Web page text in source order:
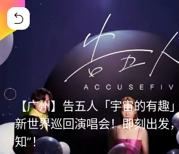
【广州】告五人「宇宙的有趣
新世界巡回演唱会！即刻出发
知”！